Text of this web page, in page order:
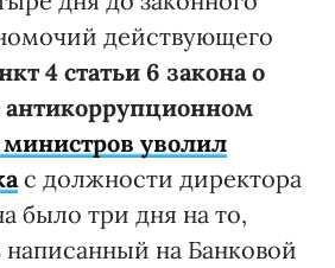
действующего
4 статьи 6 закона о
министров уволил
с должности директора
было три дня на то,
написанный на Банковой